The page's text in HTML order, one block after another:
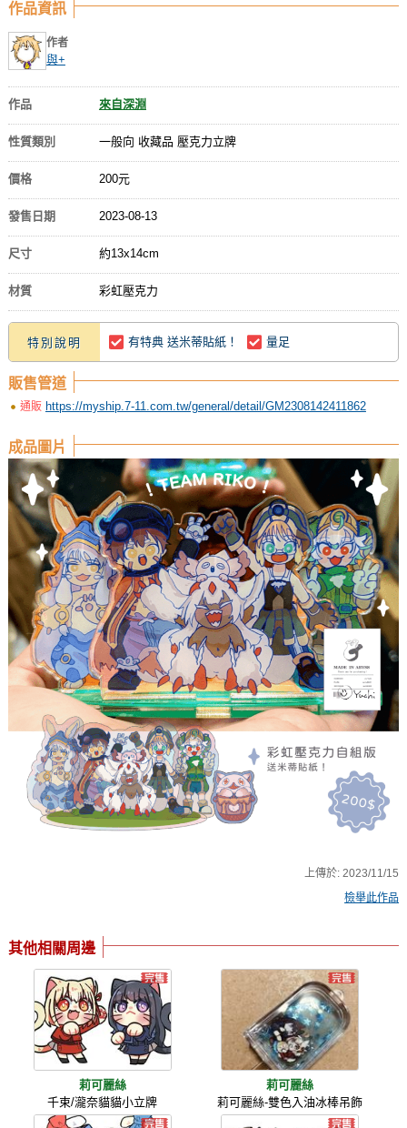
作品資訊
作者
與+
作品 來自深淵
性質類別 一般向 收藏品 壓克力立牌
價格 200元
發售日期 2023-08-13
尺寸 約13x14cm
材質 彩虹壓克力
特別說明 有特典 送米蒂貼紙！ 量足
販售管道
通販 https://myship.7-11.com.tw/general/detail/GM2308142411862
成品圖片
上傳於:2023/11/15
檢舉此作品
其他相關周邊
莉可麗絲
千束/瀧奈貓貓小立牌
莉可麗絲
莉可麗絲-雙色入油冰棒吊飾